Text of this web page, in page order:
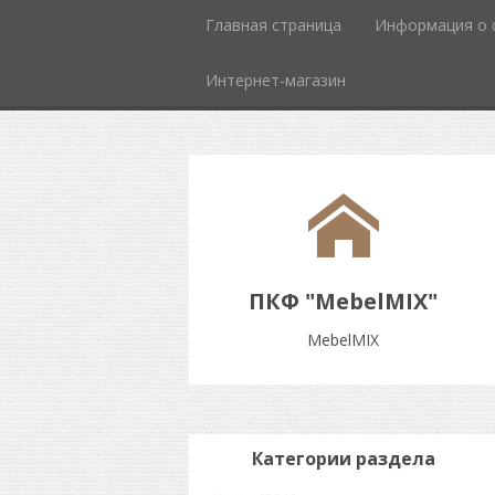
Главная страница Информация о
Интернет-магазин
ПКФ "MebelMIX"
MebelMIX
Категории раздела